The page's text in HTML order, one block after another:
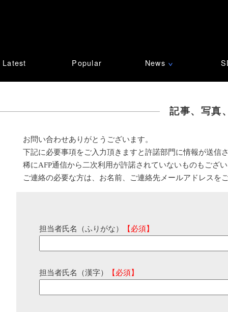
Latest Popular News ∨
記事、写真
お問い合わせありがとうございます。
下記に必要事項をご入力頂きますと許諾部門に情報が送信
稀にAFP通信から二次利用が許諾されていないものもござ
ご連絡の必要な方は、お名前、ご連絡先メールアドレスを
担当者氏名（ふりがな） 【必須】
担当者氏名（漢字） 【必須】